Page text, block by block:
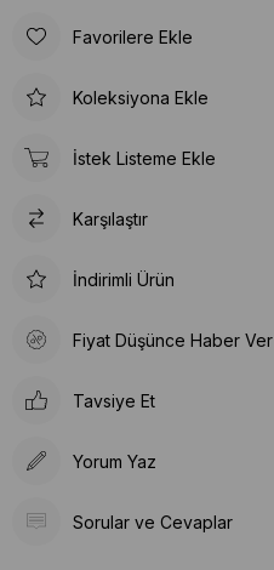
Favorilere Ekle
Koleksiyona Ekle
İstek Listeme Ekle
Karşılaştır
İndirimli Ürün
Fiyat Düşünce Haber Ver
Tavsiye Et
Yorum Yaz
Sorular ve Cevaplar